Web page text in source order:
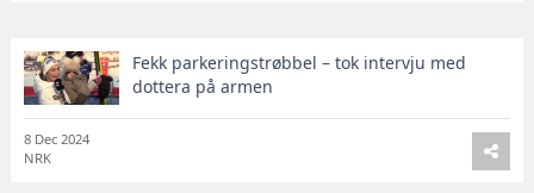
Fekk parkeringstrøbbel – tok intervju med
dottera på armen
8 Dec 2024
NRK